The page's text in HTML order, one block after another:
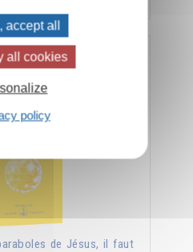
sur les Évangiles
de Jésus, il faut
accept all
all cookies
policy